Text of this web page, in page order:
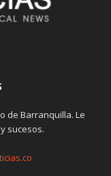
de Barranquilla. Le
sucesos.